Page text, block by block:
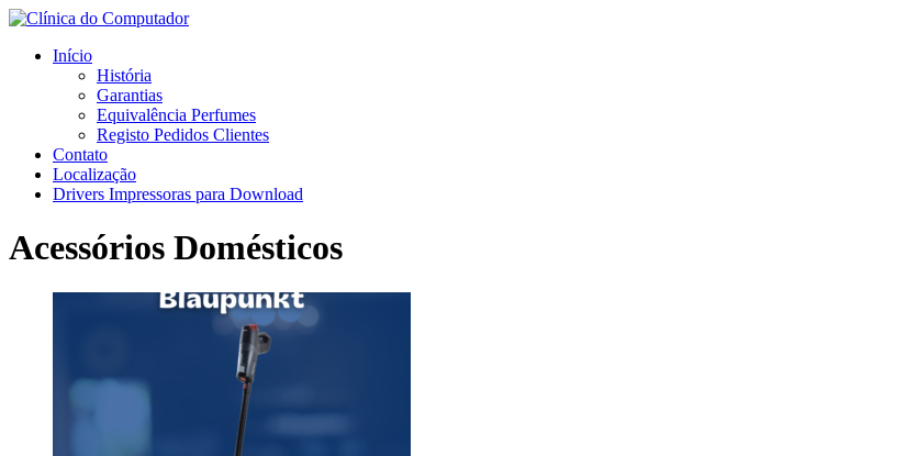
Início
História
Garantias
Equivalência Perfumes
Registo Pedidos Clientes
Contato
Localização
Drivers Impressoras para Download
Acessórios Domésticos